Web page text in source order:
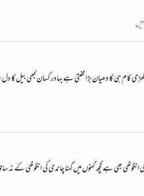
دھیان بڑا محنتی ہے بہادر کسان کبھی بیل کا دل
بھی ہے کچھ گہنوں میں گہنا چاندی کی انگوٹھی کے